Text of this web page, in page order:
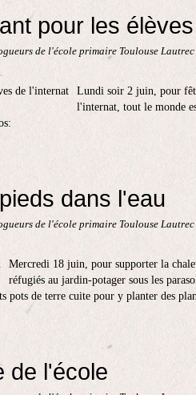
pour les
de l'école primaire Toulouse Lautrec
Lundi soir 2 juin, pour
l'internat, tout le monde
dans l'eau
de l'école primaire Toulouse Lautrec
Mercredi 18 juin, pour supporter la
réfugiés au jardin-potager sous les
pots de terre cuite pour y planter des
de l'école